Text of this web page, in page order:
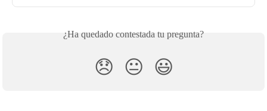
¿Ha quedado contestada tu pregunta?
😞 😐 😃